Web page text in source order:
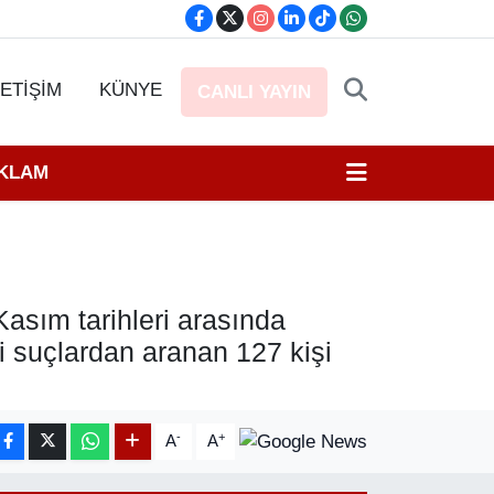
KÜNYE CANLI YAYIN
tarihleri arasında
suçlardan aranan 127 kişi
A- A+